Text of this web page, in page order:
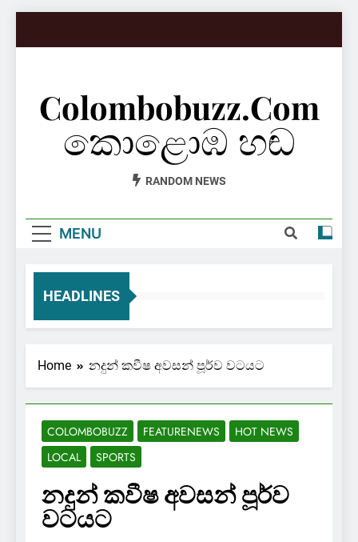
Colombobuzz.com
කොළොඹ හඬ
RANDOM NEWS
MENU
HEADLINES
Home නදුන් කවීෂ අවසන් පූර්ව වටයට
COLOMBOBUZZ FEATURENEWS
HOT NEWS
LOCAL
SPORTS
නදුන් කවීෂ අවසන් පූර්ව
වටයට